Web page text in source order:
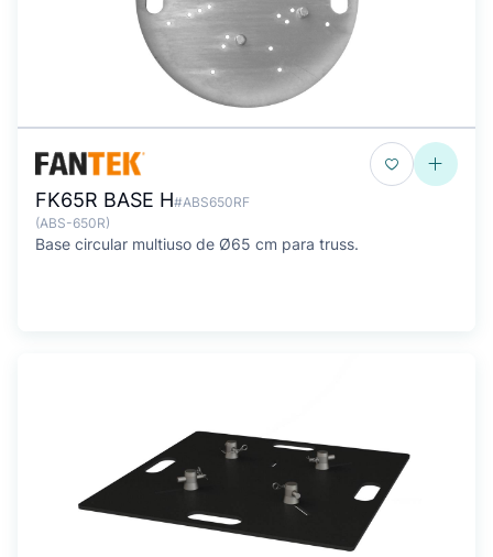
FK65R BASE H#ABS650RF
(ABS-650R)
Base circular multiuso de Ø65 cm para truss.